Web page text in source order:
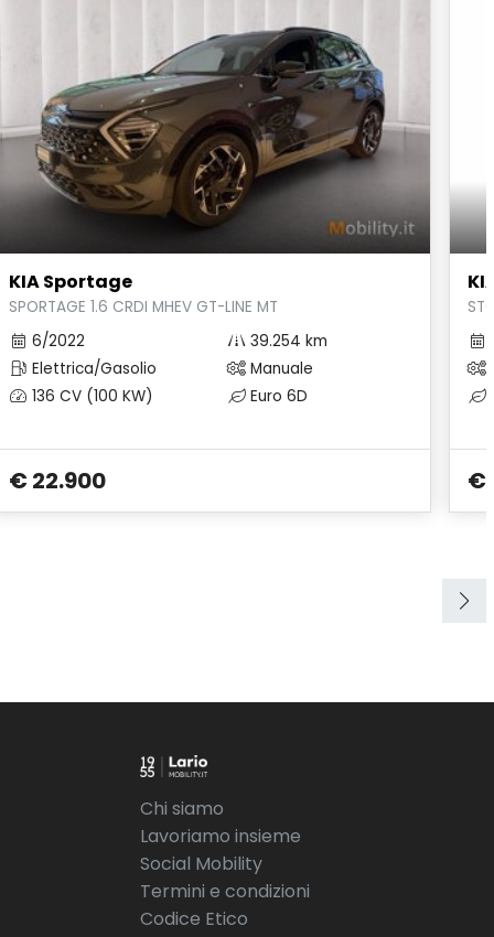
136CV DCT
KIA Sportage
SPORTAGE 1.6 CRDI MHEV GT-LINE MT
6/2022
39.254 km
Elettrica/Gasolio
Manuale
136 CV (100 KW)
Euro 6D
€ 22.900 €
Chi siamo
Lavoriamo insieme
Social Mobility
Termini e condizioni
Codice Etico